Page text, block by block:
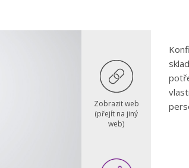
Zobrazit web
(přejít na jiný
web)